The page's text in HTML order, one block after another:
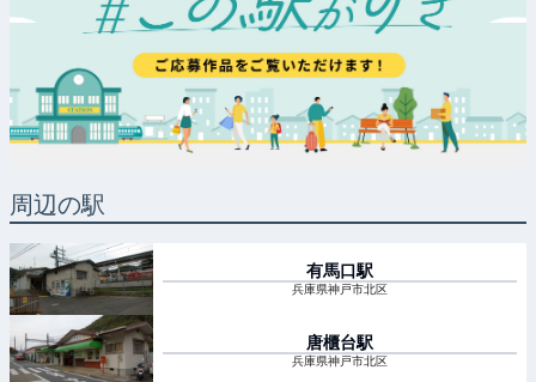
周辺の駅
有馬口駅
兵庫県神戸市北区
唐櫃台駅
兵庫県神戸市北区